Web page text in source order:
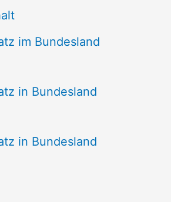
im Bundesland
in Bundesland
in Bundesland